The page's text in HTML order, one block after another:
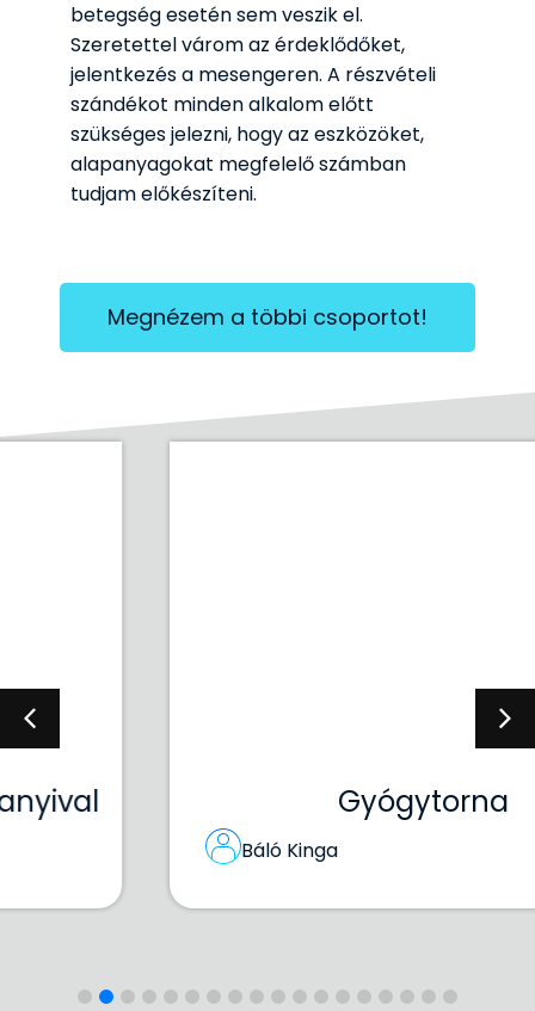
betegség esetén sem veszik el.
Szeretettel várom az érdeklődőket,
jelentkezés a mesengeren. A részvételi
szándékot minden alkalom előtt
szükséges jelezni, hogy az eszközöket,
alapanyagokat megfelelő számban
tudjam előkészíteni.
Megnézem a többi csoportot!
Gyógytorna